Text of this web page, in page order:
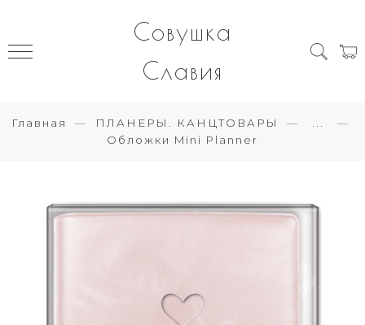
Совушка
Славия
Главная ПЛАНЕРЫ. КАНЦТОВАРЫ
Обложки Mini Planner